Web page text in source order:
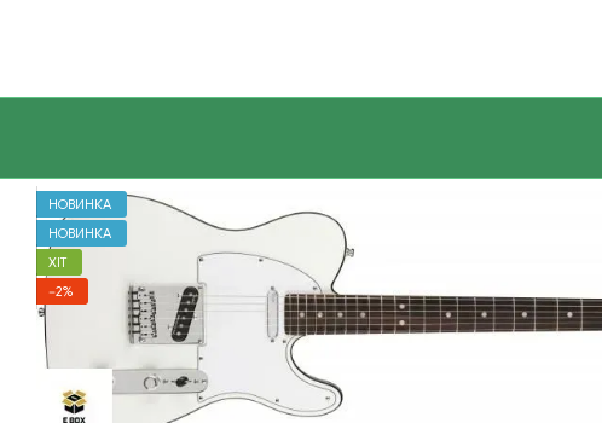
НОВИНКА
НОВИНКА
ХІТ
−2%